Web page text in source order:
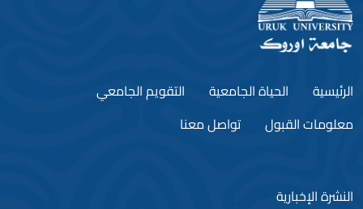
الرئيسية الحياة الجامعية
التقويم الجامعي
معلومات القبول
تواصل معنا
النشرة الإخبارية